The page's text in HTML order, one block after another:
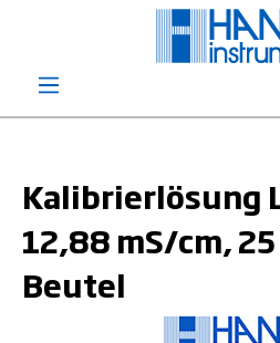
Kalibrierlösung
12,88 mS/cm,
Beutel